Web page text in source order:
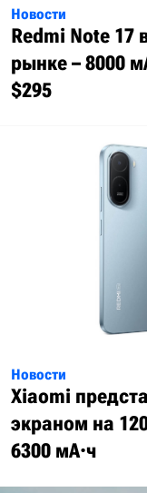
Новости
Redmi Note
рынке – 8000
$295
Новости
Xiaomi
экраном на
6300 мА·ч